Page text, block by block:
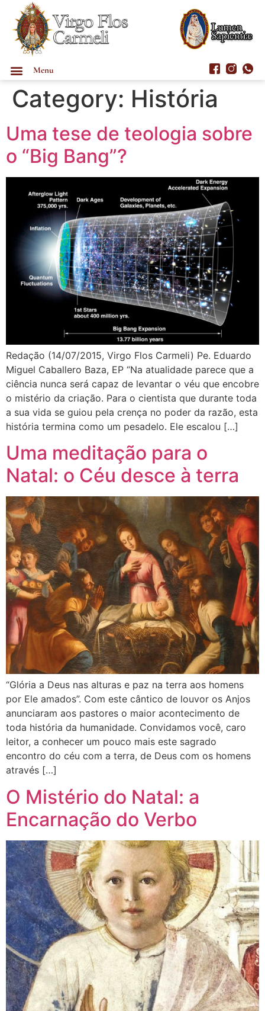
Menu
Category: História
Uma tese de teologia sobre
o “Big Bang”?
Redação (14/07/2015, Virgo Flos Carmeli) Pe. Eduardo
Miguel Caballero Baza, EP “Na atualidade parece que a
ciência nunca será capaz de levantar o véu que encobre
o mistério da criação. Para o cientista que durante toda
a sua vida se guiou pela crença no poder da razão, esta
história termina como um pesadelo. Ele escalou […]
Uma meditação para o
Natal: o Céu desce à terra
“Glória a Deus nas alturas e paz na terra aos homens
por Ele amados”. Com este cântico de louvor os Anjos
anunciaram aos pastores o maior acontecimento de
toda história da humanidade. Convidamos você, caro
leitor, a conhecer um pouco mais este sagrado
encontro do céu com a terra, de Deus com os homens
através […]
O Mistério do Natal: a
Encarnação do Verbo